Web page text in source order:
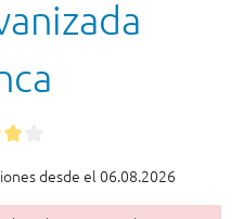
desde el 06.08.2026